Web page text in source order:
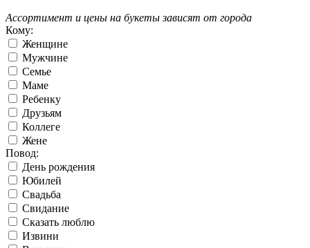
Ассортимент и цены на букеты зависят от города
Кому:
Женщине
Мужчине
Семье
Маме
Ребенку
Друзьям
Коллеге
Жене
Повод:
День рождения
Юбилей
Свадьба
Свидание
Сказать люблю
Извини